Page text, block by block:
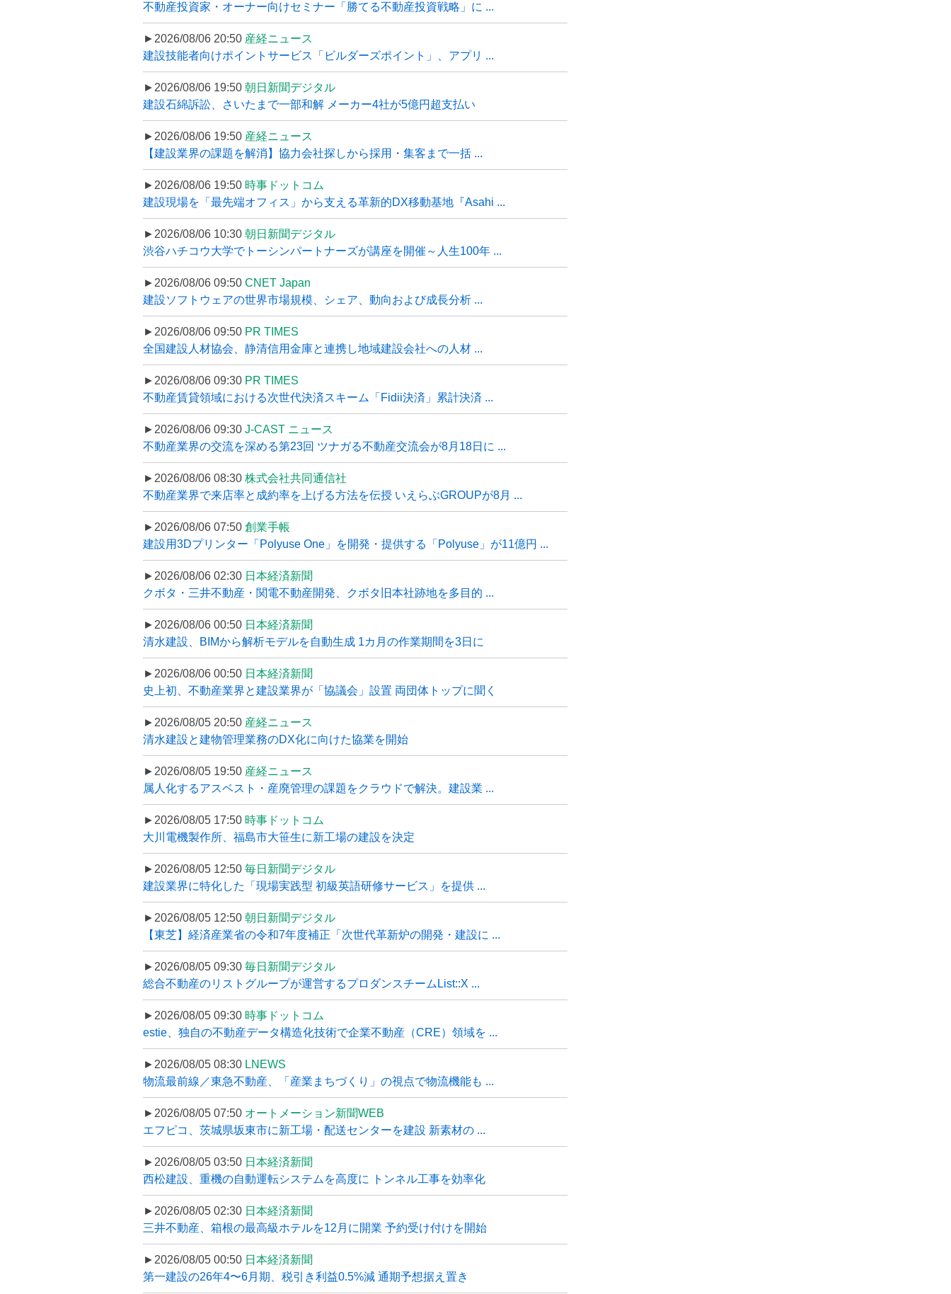
不動産投資家・オーナー向けセミナー「勝てる不動産投資戦略」に ...
►2026/08/06 20:50 産経ニュース
建設技能者向けポイントサービス「ビルダーズポイント」、アプリ ...
►2026/08/06 19:50 朝日新聞デジタル
建設石綿訴訟、さいたまで一部和解 メーカー4社が5億円超支払い
►2026/08/06 19:50 産経ニュース
【建設業界の課題を解消】協力会社探しから採用・集客まで一括 ...
►2026/08/06 19:50 時事ドットコム
建設現場を「最先端オフィス」から支える革新的DX移動基地『Asahi ...
►2026/08/06 10:30 朝日新聞デジタル
渋谷ハチコウ大学でトーシンパートナーズが講座を開催～人生100年 ...
►2026/08/06 09:50 CNET Japan
建設ソフトウェアの世界市場規模、シェア、動向および成長分析 ...
►2026/08/06 09:50 PR TIMES
全国建設人材協会、静清信用金庫と連携し地域建設会社への人材 ...
►2026/08/06 09:30 PR TIMES
不動産賃貸領域における次世代決済スキーム「Fidii決済」累計決済 ...
►2026/08/06 09:30 J-CAST ニュース
不動産業界の交流を深める第23回 ツナガる不動産交流会が8月18日に ...
►2026/08/06 08:30 株式会社共同通信社
不動産業界で来店率と成約率を上げる方法を伝授 いえらぶGROUPが8月 ...
►2026/08/06 07:50 創業手帳
建設用3Dプリンター「Polyuse One」を開発・提供する「Polyuse」が11億円 ...
►2026/08/06 02:30 日本経済新聞
クボタ・三井不動産・関電不動産開発、クボタ旧本社跡地を多目的 ...
►2026/08/06 00:50 日本経済新聞
清水建設、BIMから解析モデルを自動生成 1カ月の作業期間を3日に
►2026/08/06 00:50 日本経済新聞
史上初、不動産業界と建設業界が「協議会」設置 両団体トップに聞く
►2026/08/05 20:50 産経ニュース
清水建設と建物管理業務のDX化に向けた協業を開始
►2026/08/05 19:50 産経ニュース
属人化するアスベスト・産廃管理の課題をクラウドで解決。建設業 ...
►2026/08/05 17:50 時事ドットコム
大川電機製作所、福島市大笹生に新工場の建設を決定
►2026/08/05 12:50 毎日新聞デジタル
建設業界に特化した「現場実践型 初級英語研修サービス」を提供 ...
►2026/08/05 12:50 朝日新聞デジタル
【東芝】経済産業省の令和7年度補正「次世代革新炉の開発・建設に ...
►2026/08/05 09:30 毎日新聞デジタル
総合不動産のリストグループが運営するプロダンスチームList::X ...
►2026/08/05 09:30 時事ドットコム
estie、独自の不動産データ構造化技術で企業不動産（CRE）領域を ...
►2026/08/05 08:30 LNEWS
物流最前線／東急不動産、「産業まちづくり」の視点で物流機能も ...
►2026/08/05 07:50 オートメーション新聞WEB
エフピコ、茨城県坂東市に新工場・配送センターを建設 新素材の ...
►2026/08/05 03:50 日本経済新聞
西松建設、重機の自動運転システムを高度に トンネル工事を効率化
►2026/08/05 02:30 日本経済新聞
三井不動産、箱根の最高級ホテルを12月に開業 予約受け付けを開始
►2026/08/05 00:50 日本経済新聞
第一建設の26年4〜6月期、税引き利益0.5%減 通期予想据え置き